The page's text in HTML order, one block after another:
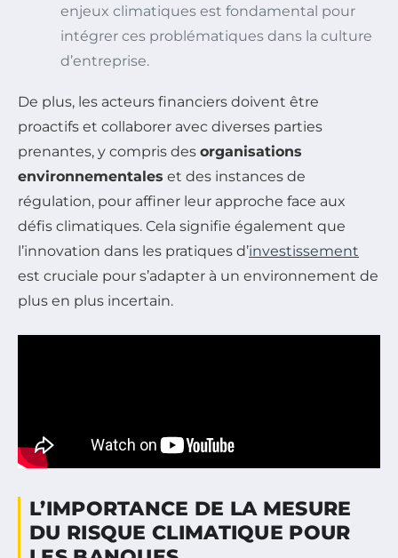
enjeux climatiques est fondamental pour
intégrer ces problématiques dans la culture
d’entreprise.
De plus, les acteurs financiers doivent être
proactifs et collaborer avec diverses parties
prenantes, y compris des organisations
environnementales et des instances de
régulation, pour affiner leur approche face aux
défis climatiques. Cela signifie également que
l’innovation dans les pratiques d’investissement
est cruciale pour s’adapter à un environnement de
plus en plus incertain.
L’IMPORTANCE DE LA MESURE
DU RISQUE CLIMATIQUE POUR